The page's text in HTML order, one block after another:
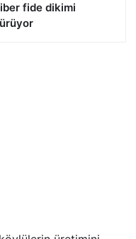
fide dikimi